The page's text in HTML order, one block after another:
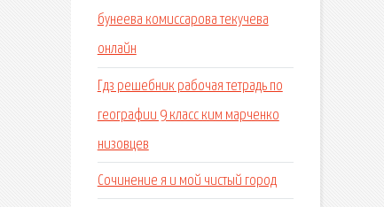
бунеева комиссарова текучева
онлайн
Гдз решебник рабочая тетрадь по
географии 9 класс ким марченко
низовцев
Сочинение я и мой чистый город